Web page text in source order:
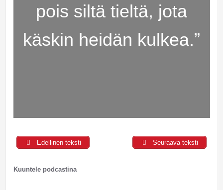
pois siltä tieltä, jota
käskin heidän kulkea.”
Edellinen teksti Seuraava teksti
Kuuntele podcastina